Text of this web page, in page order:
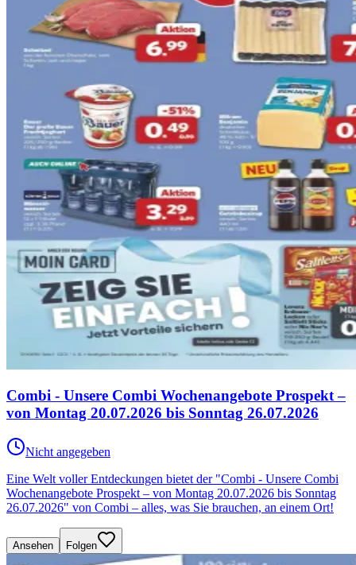
Combi - Unsere Combi Wochenangebote Prospekt –
von Montag 20.07.2026 bis Sonntag 26.07.2026
Nicht angegeben
Eine Welt voller Entdeckungen bietet der "Combi - Unsere Combi
Wochenangebote Prospekt – von Montag 20.07.2026 bis Sonntag
26.07.2026" von Combi – alles, was Sie brauchen, an einem Ort!
Ansehen Folgen